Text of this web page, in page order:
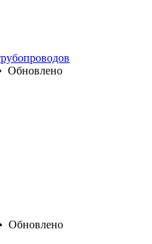
Обновлено
• Обновлено